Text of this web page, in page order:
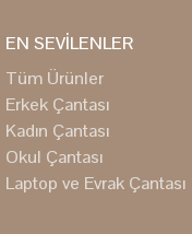
EN SEVİLENLER
Tüm Ürünler
Erkek Çantası
Kadın Çantası
Okul Çantası
Laptop ve Evrak Çantası